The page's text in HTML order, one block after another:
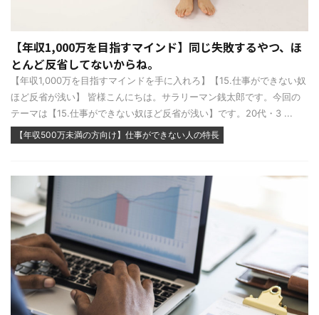
【年収1,000万を目指すマインド】同じ失敗するやつ、ほ
とんど反省してないからね。
【年収1,000万を目指すマインドを手に入れろ】【15.仕事ができない奴
ほど反省が浅い】 皆様こんにちは。サラリーマン銭太郎です。今回の
テーマは【15.仕事ができない奴ほど反省が浅い】です。20代・3 ...
【年収500万未満の方向け】仕事ができない人の特長